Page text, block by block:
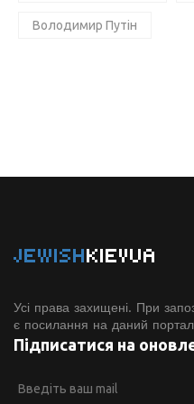
Володимир Путін
JEWISHKIEVUA
Усі права захищені. При
є посилання на даний
Підписатися на